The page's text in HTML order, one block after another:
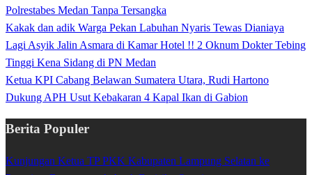
Polrestabes Medan Tanpa Tersangka
Kakak dan adik Warga Pekan Labuhan Nyaris Tewas Dianiaya
Lagi Asyik Jalin Asmara di Kamar Hotel !! 2 Oknum Dokter Tebing
Tinggi Kena Sidang di PN Medan
Ketua KPI Cabang Belawan Sumatera Utara, Rudi Hartono
Dukung APH Usut Kebakaran 4 Kapal Ikan di Gabion
Berita Populer
Kunjungan Ketua TP PKK Kabupaten Lampung Selatan ke